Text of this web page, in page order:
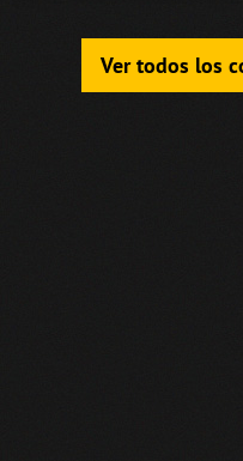
Ver todos los